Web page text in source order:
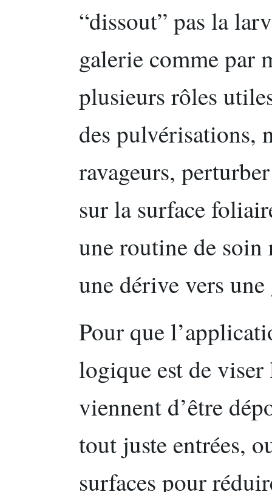
“dissout” pas la
galerie comme par
plusieurs rôles
des pulvérisations,
ravageurs,
sur la surface
une routine de soin
une dérive vers
Pour que
logique est de
viennent d’être
tout juste entrées,
surfaces pour